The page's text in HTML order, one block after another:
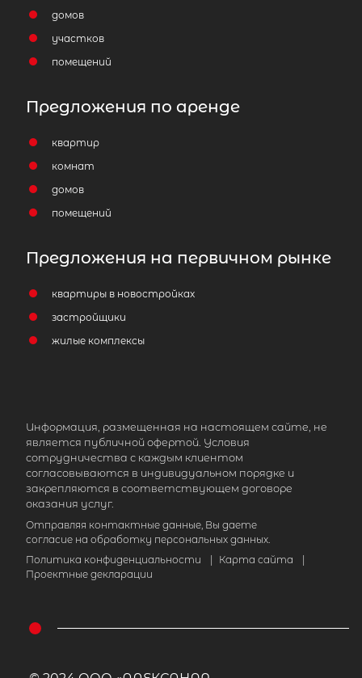
домов
участков
помещений
Предложения по аренде
квартир
комнат
домов
помещений
Предложения на первичном рынке
квартиры в новостройках
застройщики
жилые комплексы
Информация, размещенная на настоящем сайте, не
является публичной офертой. Условия
сотрудничества с каждым клиентом
согласовываются в индивидуальном порядке и
закрепляются в соответствующем договоре
оказания услуг.
Отправляя контактные данные, Вы даете
согласие на обработку персональных данных.
Политика конфиденциальности
Карта сайта
Проектные декларации